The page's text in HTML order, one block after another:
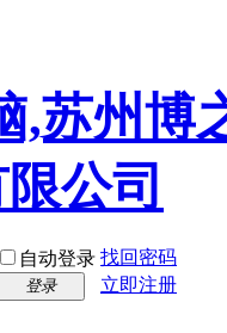
自动登录 找回密码
登录
立即注册